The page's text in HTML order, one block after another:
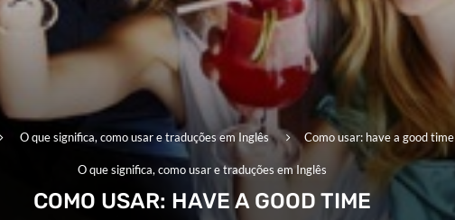
O que significa, como usar e traduções em Inglês Como usar: have a good time
O que significa, como usar e traduções em Inglês
COMO USAR: HAVE A GOOD TIME